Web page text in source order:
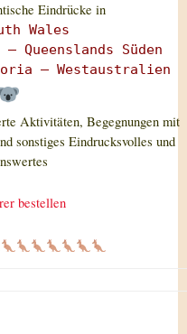
Eindrücke in
Wales
–Queenslands Süden
–Westaustralien
Aktivitäten, Begegnungen mit
sonstiges Eindrucksvolles und
bestellen